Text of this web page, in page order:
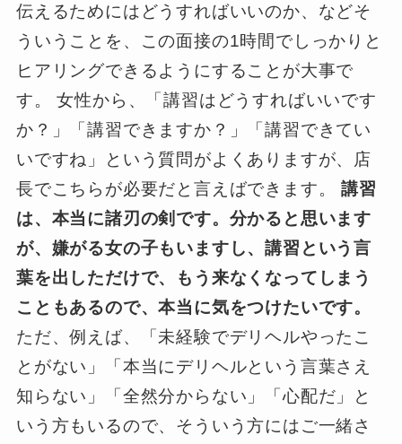
伝えるためにはどうすればいいのか、などそ
ういうことを、この面接の1時間でしっかりと
ヒアリングできるようにすることが大事で
す。 女性から、「講習はどうすればいいです
か？」「講習できますか？」「講習できてい
いですね」という質問がよくありますが、店
長でこちらが必要だと言えばできます。講習
は、本当に諸刃の剣です。分かると思います
が、嫌がる女の子もいますし、講習という言
葉を出しただけで、もう来なくなってしまう
こともあるので、本当に気をつけたいです。
ただ、例えば、「未経験でデリヘルやったこ
とがない」「本当にデリヘルという言葉さえ
知らない」「全然分からない」「心配だ」と
いう方もいるので、そういう方にはご一緒さ